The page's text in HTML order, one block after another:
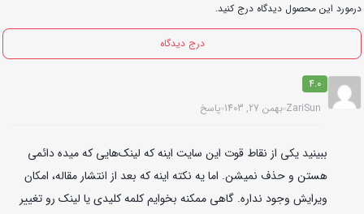
درمورد این محصول دیدگاه درج کنید.
درج دیدگاه
4.0
ZariSun بهمن 27, 1403 پاسخ
ببینید یکی از نقاط قوت این سایت اینه که لینک‌هایی که میده دائمی
هستن و حذف نمیشن. اما یه نکته اینه که بعد از انتشار مقاله، امکان
ویرایش وجود نداره. گاهی ممکنه بخوایم کلمه کلیدی یا لینک رو تغییر